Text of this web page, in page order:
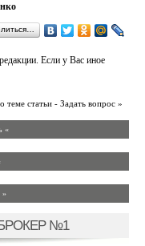
Если у Вас иное
теме статьи - Задать вопрос »
«
»
№1